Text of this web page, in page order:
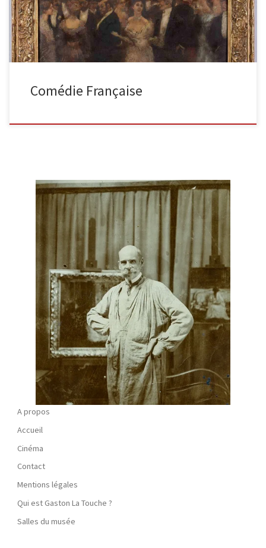
Comédie Française
A propos
Accueil
Cinéma
Contact
Mentions légales
Qui est Gaston La Touche ?
Salles du musée